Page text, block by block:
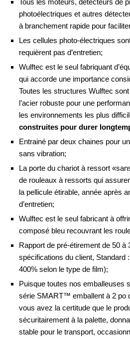
Tous les moteurs, détecteurs de
photoélectriques et autres
à branchement rapide pour
Les cellules photo-électriques
requièrent pas d’entretien;
Wulftec est le seul fabriquant
qui accorde une importance
Toutes les structures Wulftec
l’acier robuste pour une
les environnements les plus
construites pour durer
Entrainé par deux chaines pour
sans vibration;
La porte du chariot à ressort
de rouleaux à ressorts qui
la pellicule étirable, année après
d’entretien;
Wulftec est le seul fabricant à
composé bleu recouvrant les
Rapport de pré-étirement de 50 à
spécifications du client, Standard
400% selon le type de film);
Puisque toutes nos emballeuses
série SMART™ emballent à 2 po
vous avez la certitude que le
sécuritairement à la palette,
stable pour le transport,